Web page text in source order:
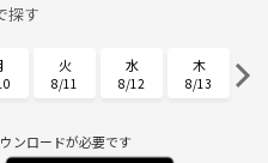
探す
火
8/11
水
8/12
木
8/13
8/17 8/18
ンロードが必要です